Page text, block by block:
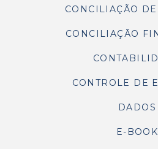
CONCILIAÇÃO DE
CONCILIAÇÃO
CONTROLE DE
DADOS
E-BOOK